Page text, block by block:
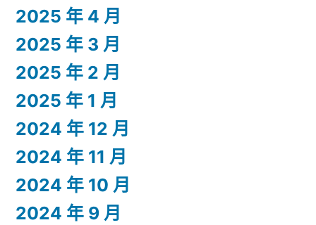
2025 年 4 月
2025 年 3 月
2025 年 2 月
2025 年 1 月
2024 年 12 月
2024 年 11 月
2024 年 10 月
2024 年 9 月